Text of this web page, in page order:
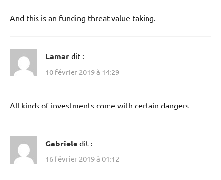
And this is an funding threat value taking.
Lamar dit :
10 février 2019 à 14:29
All kinds of investments come with certain dangers.
Gabriele dit :
16 février 2019 à 01:12